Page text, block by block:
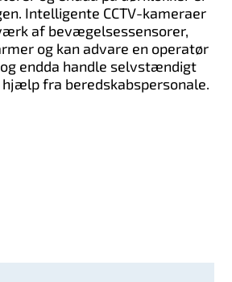
Intelligente CCTV-kameraer
af bevægelsessensorer,
og kan advare en operatør
endda handle selvstændigt
fra beredskabspersonale.